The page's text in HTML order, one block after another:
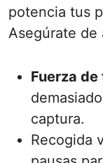
potencia tus
Asegúrate de
Fuerza de
captura.
Recogida